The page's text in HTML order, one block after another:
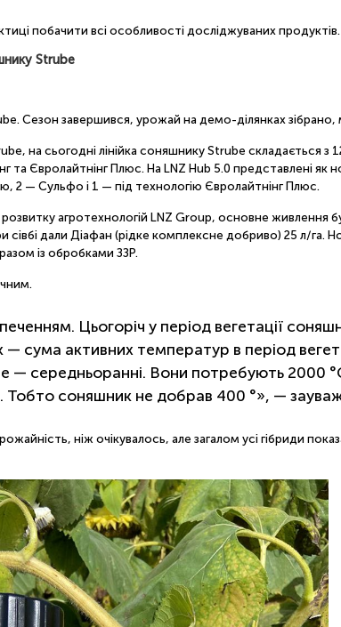
побачити всі особливості досліджуваних продуктів.
Strube
Сезон завершився, урожай на демо-ділянках
на сьогодні лінійка соняшнику Strube складається з
Євролайтнінг Плюс. На LNZ Hub 5.0 представлені як
2 — Сульфо і 1 — під технологію Євролайтнінг Плюс.
агротехнологій LNZ Group, основне живлення
сівбі дали Діафан (рідке комплексне добриво) 25 л/га.
із обробками ЗЗР.
Цьогоріч у період вегетації
сума активних температур в період
— середньоранні. Вони потребують 2000
Тобто соняшник не добрав 400 °», —
ніж очікувалось, але загалом усі гібриди